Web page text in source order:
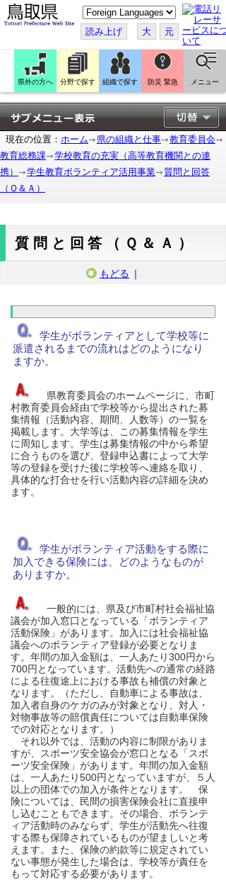
こ
の
ペ
ー
ジ
翻
訳
す
る
読み上げ 大 元
県外の方へ 分野で探す 組織で探す 防災 緊急 メニュー
現在の位置： ホーム 県の組織と仕事
教育委員会
教育総務課
学校教育の充実（高等教育機関との連
携）
学生教育ボランティア活用事業
質問と回答
（Ｑ＆Ａ）
質問と回答（Ｑ＆Ａ）
もどる ｜
学生がボランティアとして学校等に
派遣されるまでの流れはどのようになり
ますか。
県教育委員会のホームページに、市町
村教育委員会経由で学校等から提出された募
集情報（活動内容、期間、人数等）の一覧を
掲載します。大学等は、この募集情報を学生
に周知します。学生は募集情報の中から希望
に合うものを選び、登録申込書によって大学
等の登録を受けた後に学校等へ連絡を取り、
具体的な打合せを行い活動内容の詳細を決め
ます。
学生がボランティア活動をする際に
加入できる保険には、どのようなものが
ありますか。
一般的には、県及び市町村社会福祉協
議会が加入窓口となっている「ボランティア
活動保険」があります。加入には社会福祉協
議会へのボランティア登録が必要となりま
す。年間の加入金額は、一人あたり300円から
700円となっています。活動先への通常の経路
による往復途上における事故も補償の対象と
なります。（ただし、自動車による事故は、
加入者自身のケガのみが対象となり、対人・
対物事故等の賠償責任については自動車保険
での対応となります。）
それ以外では、活動の内容に制限がありま
すが、スポーツ安全協会が窓口となる「スポ
ーツ安全保険」があります。年間の加入金額
は、一人あたり500円となっていますが、５人
以上の団体での加入が条件となります。 保
険については、民間の損害保険会社に直接申
し込むこともできます。その場合、ボランテ
ィア活動時のみならず、学生が活動先へ往復
する際も保障されているものが望ましいと考
えます。また、保険の約款等に規定されてい
ない事態が発生した場合は、学校等が責任を
もって対応する必要があります。